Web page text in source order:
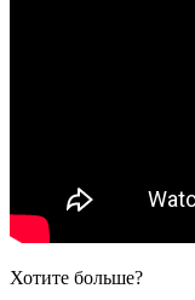
Хотите больше?